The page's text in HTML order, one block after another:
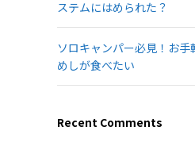
ステムにはめられた？
ソロキャンパー必見！お
めしが食べたい
Recent Comments